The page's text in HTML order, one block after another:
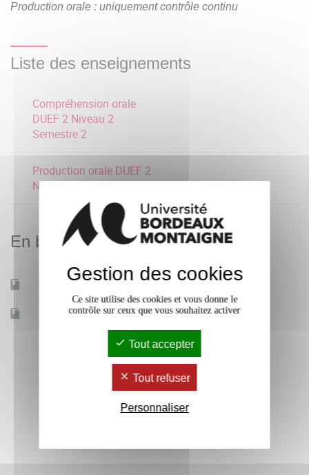
Production orale : uniquement contrôle continu
Liste des enseignements
Compréhension orale
DUEF 2 Niveau 2
Semestre 2
Production orale DUEF 2
Niveau 2 Semestre 2
En bref
Accessible à distance Non
Gestion des cookies
Ce site utilise des cookies et vous donne le
contrôle sur ceux que vous souhaitez activer
Tout accepter
Tout refuser
Personnaliser